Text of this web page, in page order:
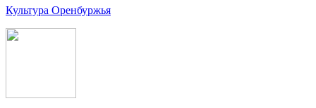
Культура Оренбуржья